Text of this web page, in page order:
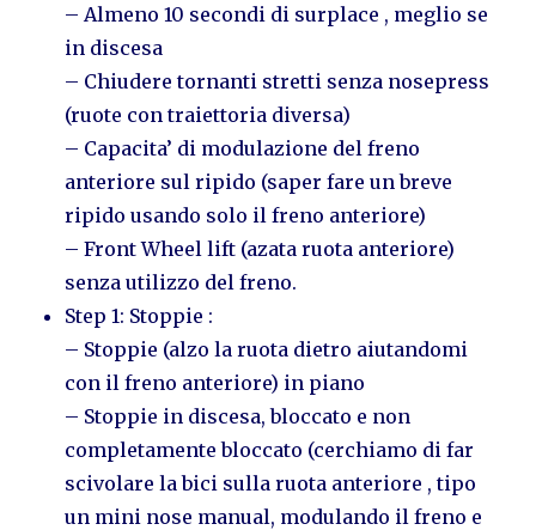
– Almeno 10 secondi di surplace , meglio se
in discesa
– Chiudere tornanti stretti senza nosepress
(ruote con traiettoria diversa)
– Capacita’ di modulazione del freno
anteriore sul ripido (saper fare un breve
ripido usando solo il freno anteriore)
– Front Wheel lift (azata ruota anteriore)
senza utilizzo del freno.
Step 1: Stoppie :
– Stoppie (alzo la ruota dietro aiutandomi
con il freno anteriore) in piano
– Stoppie in discesa, bloccato e non
completamente bloccato (cerchiamo di far
scivolare la bici sulla ruota anteriore , tipo
un mini nose manual, modulando il freno e